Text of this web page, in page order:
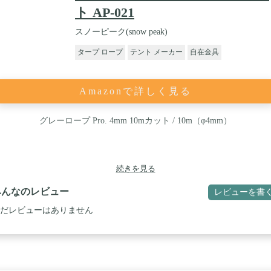
ト AP-021
スノーピーク(snow peak)
タープ ロープ テント メーカー 自在金具
Amazonで詳しく見る
グレーロープ Pro. 4mm 10mカット / 10m（φ4mm）
続きを見る
なのレビュー レビューを書
レビューはありません